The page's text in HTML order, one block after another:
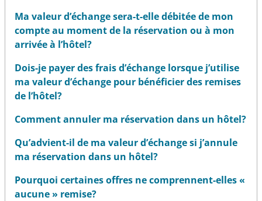
Ma valeur d’échange sera-t-elle débitée de mon
compte au moment de la réservation ou à mon
arrivée à l’hôtel?
Dois-je payer des frais d’échange lorsque j’utilise
ma valeur d’échange pour bénéficier des remises
de l’hôtel?
Comment annuler ma réservation dans un hôtel?
Qu’advient-il de ma valeur d’échange si j’annule
ma réservation dans un hôtel?
Pourquoi certaines offres ne comprennent-elles «
aucune » remise?